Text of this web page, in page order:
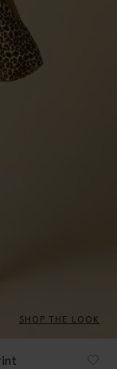
SHOP THE LOOK